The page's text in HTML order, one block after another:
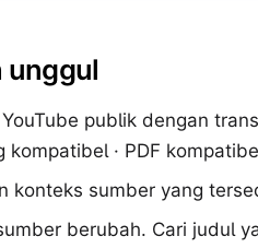
unggul
publik dengan
kompatibel · PDF
konteks sumber yang
berubah. Cari judul